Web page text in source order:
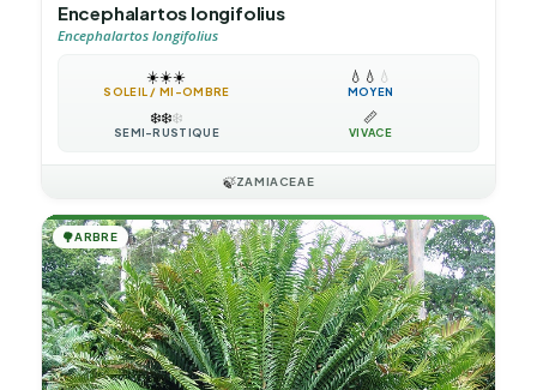
Encephalartos longifolius
Encephalartos longifolius
☀️☀️☀️
SOLEIL / MI-OMBRE
💧 💧 💧
MOYEN
❄️❄️❄️
SEMI-RUSTIQUE
📏
VIVACE
🍃ZAMIACEAE
🌳ARBRE